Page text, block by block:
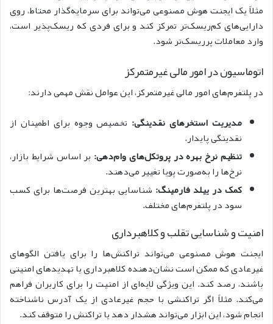
مثلاً یک ایجنت هوش مصنوعی می‌تواند برای سرمایه‌گذار محتاط، روی
دارایی‌های کم‌ریسک‌تر تمرکز کند و برای فردی که ریسک‌پذیر است،
وارد معاملات پرریسک‌تر شود.
اتوماسیون در امور مالی غیرمتمرکز
در پلتفرم‌های امور مالی غیرمتمرکز، این عوامل نقش مهمی دارند:
مدیریت استخرهای نقدینگی: تخصیص وجوه برای اطمینان از
نقدینگی پایدار.
تنظیمنرخ بهره در پروتکل‌های وام‌دهی: بر اساس شرایط بازار،
نرخ‌ها را به‌صورت پویا تغییر می‌دهند.
کمک در ییلد فارمینگ: شناسایی بهترین فرصت‌ها برای کسب
سود در پلتفرم‌های مختلف.
امنیت و شناسایی تقلب و کلاهبرداری
ایجنت هوش مصنوعی می‌تواند تراکنش‌ها را برای یافتن الگوهای
غیرعادی که ممکن است نشان‌دهنده کلاهبرداری یا تهدیدهای امنیتی
باشند، رصد کند. این ویژگی لایه‌ای از امنیت را برای کاربران فراهم
می‌کند. مثلاً اگر تراکنشی با حجم غیرعادی از یک آدرس ناشناخته
انجام شود، این ابزار می‌تواند هشدار دهد یا تراکنش را متوقف کند.